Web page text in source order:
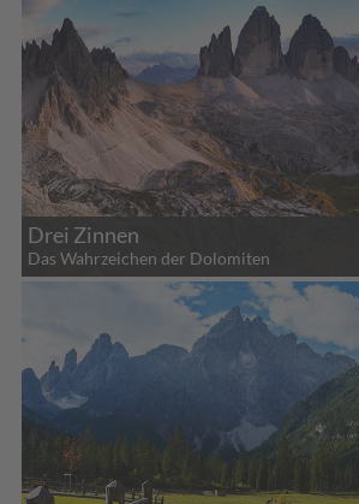
Drei Zinnen
Das Wahrzeichen der Dolomiten